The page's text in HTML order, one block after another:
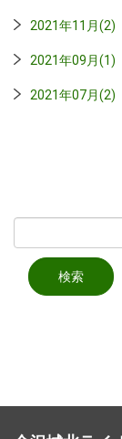
2021年11月(2)
2021年09月(1)
2021年07月(2)